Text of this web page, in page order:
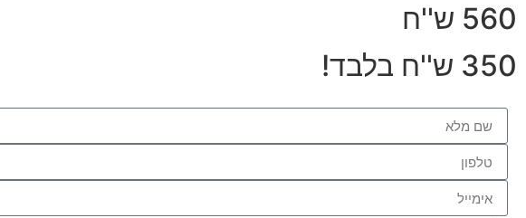
560 ש''ח
350 ש''ח בלבד!